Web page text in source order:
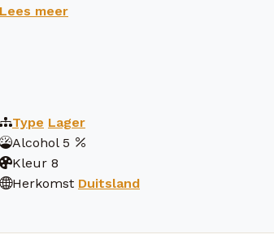
Lees meer
Type Lager
Alcohol 5
Kleur 8
Herkomst Duitsland